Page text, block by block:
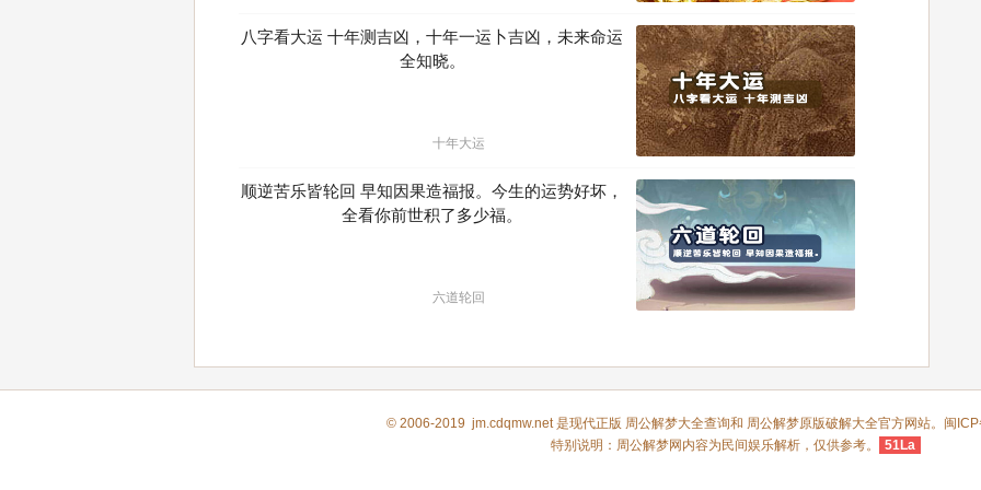
八字看大运 十年测吉凶，十年一运卜吉凶，未来命运
全知晓。
十年大运
顺逆苦乐皆轮回 早知因果造福报。今生的运势好坏，
全看你前世积了多少福。
六道轮回
© 2006-2019 jm.cdqmw.net 是现代正版 周公解梦大全查询和 周公解梦原版破解大全官方网站。闽
特别说明：周公解梦网内容为民间娱乐解析，仅供参考。
51La